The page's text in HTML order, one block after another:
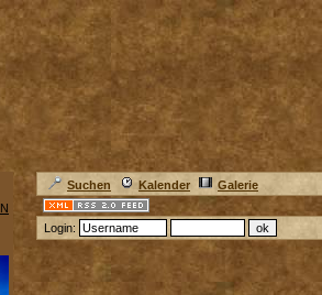
Suchen Kalender Galerie
Login: